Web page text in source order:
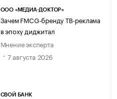
ООО «МЕДИА-ДОКТОР»
Зачем FMCG-бренду ТВ-реклама
в эпоху диджитал
Мнение эксперта
7 августа 2026
СВОЙ БАНК